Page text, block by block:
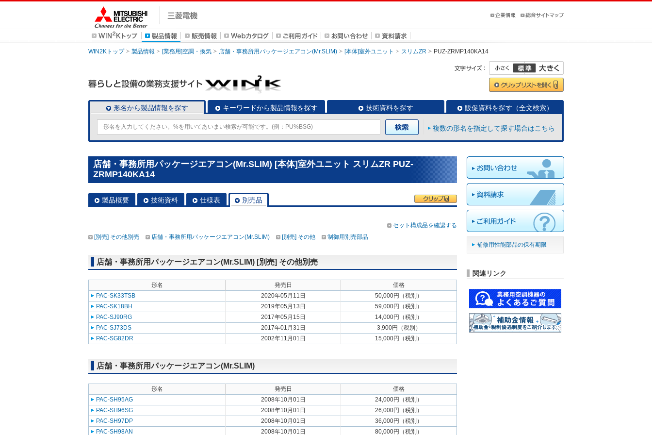
WIN2Kトップ 製品情報 [業務用]空調・換気 店舗・事務所用パッケージエアコン(Mr.SLIM) [本体]室外ユニット スリムZR PUZ-ZRMP140KA14
形名から製品情報を探す キーワードから製品情報を探す 技術資料を探す 販促資料を探す（全文検索）
複数の形名を指定して探す場合はこちら
店舗・事務所用パッケージエアコン(Mr.SLIM) [本体]室外ユニット スリムZR PUZ-
ZRMP140KA14
製品概要 技術資料 仕様表 別売品
セット構成品を確認する
[別売] その他別売
店舗・事務所用パッケージエアコン(Mr.SLIM) [別売] その他 制御用別売部品
店舗・事務所用パッケージエアコン(Mr.SLIM) [別売] その他別売
形名 発売日
価格
PAC-SK33TSB
2020年05月11日
50,000円（税別）
PAC-SK18BH
2019年05月13日
59,000円（税別）
PAC-SJ90RG
2017年05月15日
14,000円（税別）
PAC-SJ73DS
2017年01月31日
3,900円（税別）
PAC-SG82DR
2002年11月01日 15,000円（税別）
店舗・事務所用パッケージエアコン(Mr.SLIM)
形名 発売日
価格
PAC-SH95AG
2008年10月01日
24,000円（税別）
PAC-SH96SG
2008年10月01日
26,000円（税別）
PAC-SH97DP
2008年10月01日
36,000円（税別）
PAC-SH98AN
2008年10月01日
80,000円（税別）
補修用性能部品の保有期限
関連リンク